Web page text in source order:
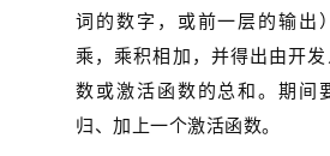
词的数字，或前一层的输出
乘，乘积相加，并得出由开
数或激活函数的总和。期间
归、加上一个激活函数。